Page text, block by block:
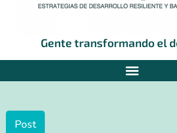
Gente transformando el
Post